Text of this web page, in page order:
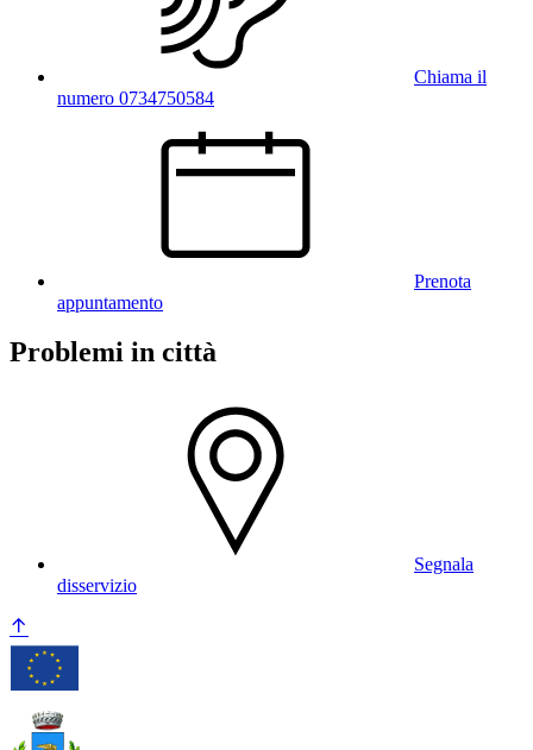
Chiama il
numero 0734750584
Prenota
appuntamento
Problemi in città
Segnala
disservizio